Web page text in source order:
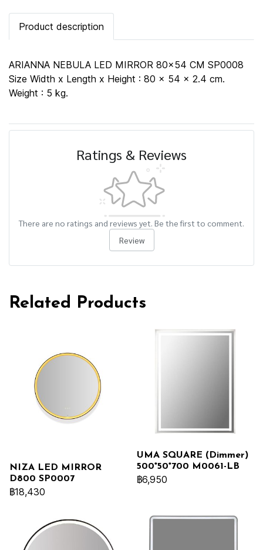
Product description
ARIANNA NEBULA LED MIRROR 80x54 CM SP0008
Size Width x Length x Height : 80 x 54 x 2.4 cm.
Weight : 5 kg.
Ratings & Reviews
There are no ratings and reviews yet. Be the first to comment.
Review
Related Products
NIZA LED MIRROR
D800 SP0007
฿18,430
UMA SQUARE (Dimmer)
500*50*700 M0061-LB
฿6,950